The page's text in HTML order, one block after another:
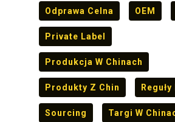
Odprawa Celna OEM
Private Label
Produkcja W Chinach
Produkty Z Chin
Sourcing Targi W